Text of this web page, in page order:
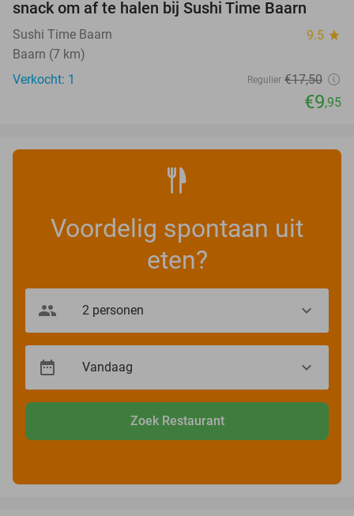
TODAY
snack om af te halen bij Sushi Time Baarn
Sushi Time Baarn 9.5 star
Baarn (7 km)
Verkocht: 1
Regulier €17,50
€9,95
Voordelig spontaan uit
eten?
Zoek Restaurant